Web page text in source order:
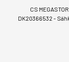
CS
DK20366532 -